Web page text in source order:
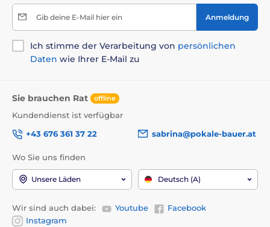
Gib deine E-Mail hier ein Anmeldung
Ich stimme der Verarbeitung von persönlichen
Daten wie Ihrer E-Mail zu
Sie brauchen Rat offline
Kundendienst ist verfügbar
+43 676 361 37 22
sabrina@pokale-bauer.at
Wo Sie uns finden
Unsere Läden Deutsch (A)
Wir sind auch dabei: Youtube
Facebook
Instagram